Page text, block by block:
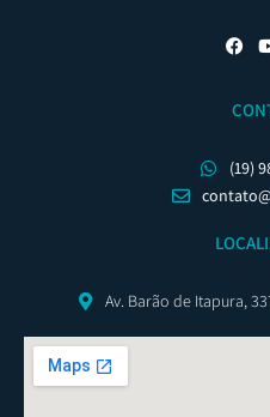
(19)
Av. Barão de Itapura,